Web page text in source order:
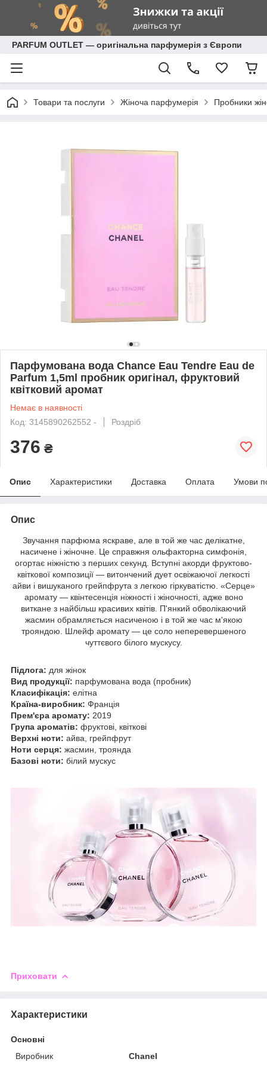
PARFUM OUTLET — оригінальна парфумерія з Європи
Товари та послуги Жіноча парфумерія Пробники
Парфумована вода Chance Eau Tendre Eau de
Parfum 1,5ml пробник оригінал, фруктовий
квітковий аромат
Немає в наявності
Код: 3145890262552 -
Роздріб
376 ₴
Опис Характеристики Доставка Оплата Умови
Опис
Звучання парфюма яскраве, але в той же час делікатне,
насичене і жіночне. Це справжня ольфакторна симфонія,
огортає ніжністю з перших секунд. Вступні акорди фруктово-
квіткової композиції — витончений дует освіжаючої легкості
айви і вишуканого грейпфрута з легкою гіркуватістю. «Серце»
аромату — квінтесенція ніжності і жіночності, адже воно
виткане з найбільш красивих квітів. П'янкий обволікаючий
жасмин обрамляється насиченою і в той же час м'якою
трояндою. Шлейф аромату — це соло неперевершеного
чуттєвого білого мускусу.
Підлога: для жінок
Вид продукції: парфумована вода (пробник)
Класифікація: елітна
Країна-виробник: Франція
Прем'єра аромату: 2019
Група ароматів: фруктові, квіткові
Верхні ноти: айва, грейпфрут
Ноти серця: жасмин, троянда
Базові ноти: білий мускус
Приховати
Характеристики
Основні
Виробник
Chanel